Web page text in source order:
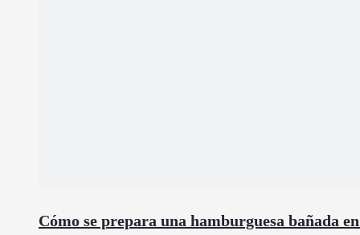
Cómo se prepara una hamburguesa bañada